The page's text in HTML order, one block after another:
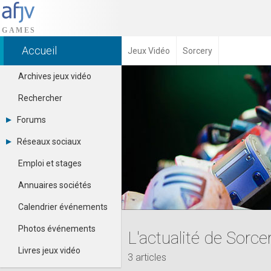
Accueil Jeux Vidéo Sorcery
Archives jeux vidéo
Rechercher
Forums
Tous les forums
-
Contacter un modérateur
Réseaux sociaux
Dailymotion
Facebook
Google+
Pinterest
Youtube
Emploi et stages
Annuaires sociétés
Calendrier événements
Photos événements
Livres jeux vidéo
L'actualité de
3 articles